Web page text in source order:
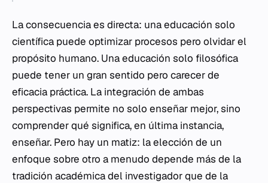
La consecuencia es directa: una educación solo
científica puede optimizar procesos pero olvidar el
propósito humano. Una educación solo filosófica
puede tener un gran sentido pero carecer de
eficacia práctica. La integración de ambas
perspectivas permite no solo enseñar mejor, sino
comprender qué significa, en última instancia,
enseñar. Pero hay un matiz: la elección de un
enfoque sobre otro a menudo depende más de la
tradición académica del investigador que de la